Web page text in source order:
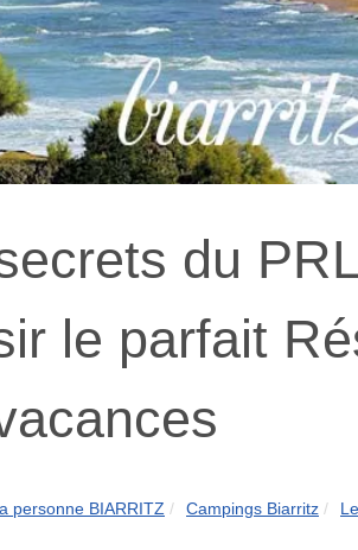
du
le parfait
personne BIARRITZ Campings Biarritz